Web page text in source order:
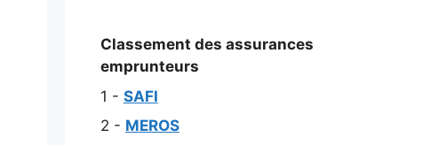
Classement des assurances
emprunteurs
1 - SAFI
2 - MEROS